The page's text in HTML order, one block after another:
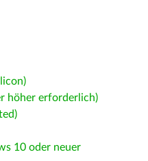
höher erforderlich)
10 oder neuer